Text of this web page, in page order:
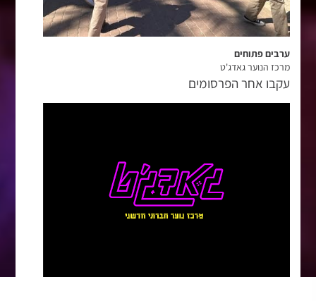
ערבים פתוחים
מרכז הנוער גאדג'ט
עקבו אחר הפרסומים